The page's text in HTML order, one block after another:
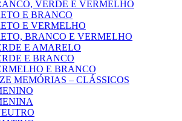
VERDE E VERMELHO
E BRANCO
E VERMELHO
BRANCO E VERMELHO
E AMARELO
E BRANCO
E BRANCO
MEMÓRIAS – CLÁSSICOS